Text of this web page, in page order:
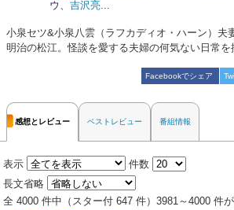
ウ 、 吉沢亮...
小泉セツ&小泉八雲（ラフカディオ・ハーン）夫
明治の松江。怪談を愛する夫婦の何気ない日常を
Facebookでシェア
感想とレビュー ベストレビュー 番組情報
表示
件数
長文省略
全 4000 件中（スター付 647 件）3981～4000 件が